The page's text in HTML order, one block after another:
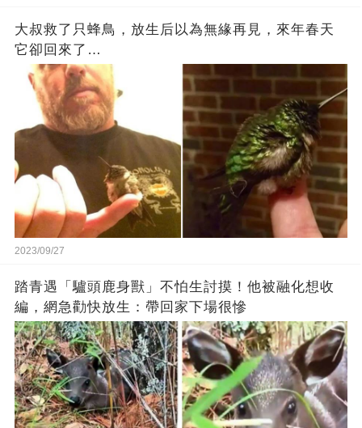
大叔救了只蜂鳥，放生后以為無緣再見，來年春天
它卻回來了…
2023/09/27
踏青遇「驢頭鹿身獸」不怕生討摸！他被融化想收
編，網急勸快放生：帶回家下場很慘